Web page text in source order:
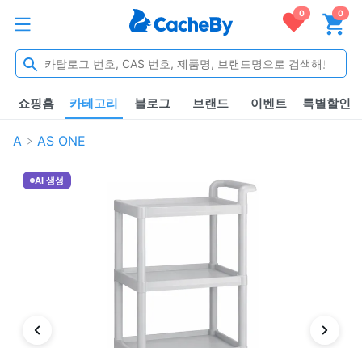
0 0
쇼핑홈 카테고리 블로그 브랜드 이벤트 특별할인
A AS ONE
AI 생성